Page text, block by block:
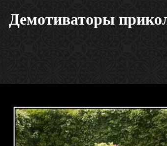
Демотиваторы